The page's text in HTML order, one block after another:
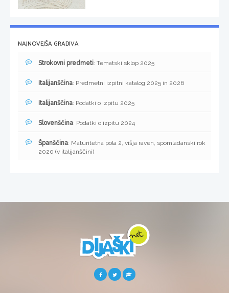
NAJNOVEJŠA GRADIVA
Strokovni predmeti: Tematski sklop 2025
Italijanščina: Predmetni izpitni katalog 2025 in 2026
Italijanščina: Podatki o izpitu 2025
Slovenščina: Podatki o izpitu 2024
Španščina: Maturitetna pola 2, višja raven, spomladanski rok
2020 (v italijanščini)